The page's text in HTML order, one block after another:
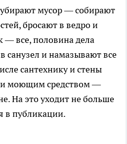
мусор — собирают
бросают в ведро и
все, половина дела
санузел и намазывают все
сантехнику и стены
моющим средством —
На это уходит не больше
в публикации.